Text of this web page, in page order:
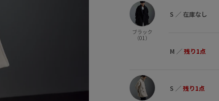
ブラック
（01）
S ／ 在庫なし
M ／残り1点
S ／残り1点